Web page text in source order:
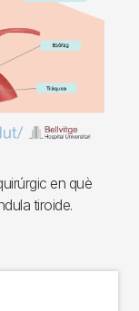
en què
tiroide.